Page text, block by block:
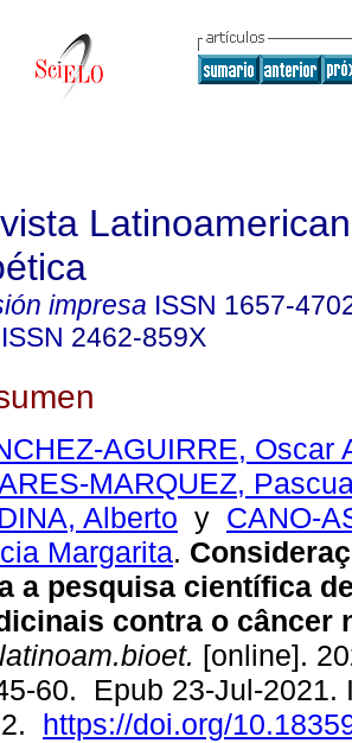
impresa ISSN 1657-
ISSN 2462-859X
AGUIRRE, Oscar
MARQUEZ,
Alberto y CANO-
Margarita.
a pesquisa científica
contra o câncer
[online].
60. Epub 23-Jul-2021.
https://doi.org/